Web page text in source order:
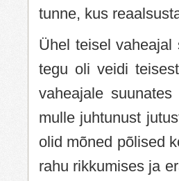
tunne, kus
Ühel teisel vaheajal
tegu oli veidi
vaheajale
mulle juhtunust
olid mõned põlised
rahu rikkumises ja